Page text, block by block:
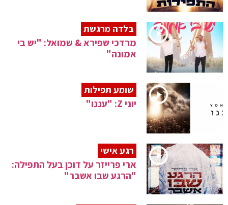
בלדה מרגשת
מרדכי שפירא & שמואל: "יש בי
אמונה"
שומע תפילות
יוני Z: "עננו"
רגע אישי
ארי פרייזר על דוכן בעל התפילה:
"הרגע שבו אשבר"